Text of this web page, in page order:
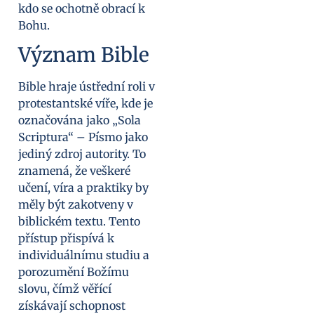
kdo se ochotně obrací k
Bohu.
Význam Bible
Bible hraje ústřední roli v
protestantské víře, kde je
označována jako „Sola
Scriptura“ – Písmo jako
jediný zdroj autority. To
znamená, že veškeré
učení, víra a praktiky by
měly být zakotveny v
biblickém textu. Tento
přístup přispívá k
individuálnímu studiu a
porozumění Božímu
slovu, čímž věřící
získávají schopnost